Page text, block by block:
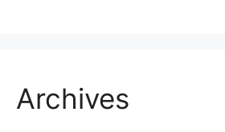
Archives